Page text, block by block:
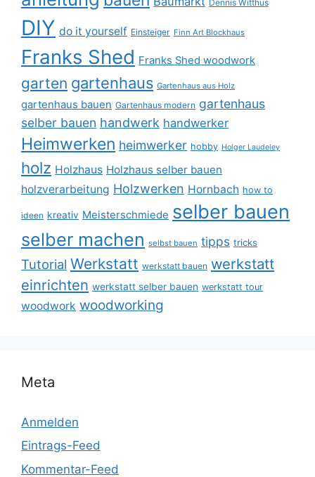
Dennis Witthus
DIY do it yourself Einsteiger Finn Art Blockhaus
Franks Shed Franks Shed woodwork
garten gartenhaus Gartenhaus aus Holz
gartenhaus bauen Gartenhaus modern gartenhaus
selber bauen handwerk handwerker
Heimwerken heimwerker hobby Holger Laudeley
holz Holzhaus Holzhaus selber bauen
holzverarbeitung Holzwerken Hornbach how to
ideen kreativ Meisterschmiede selber bauen
selber machen selbst bauen tipps tricks
Tutorial Werkstatt werkstatt bauen werkstatt
einrichten werkstatt selber bauen werkstatt tour
woodwork woodworking
Meta
Anmelden
Eintrags-Feed
Kommentar-Feed